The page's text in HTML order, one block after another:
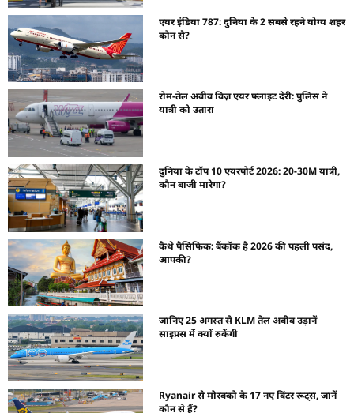
एयर इंडिया 787: दुनिया के 2 सबसे रहने योग्य शहर
कौन से?
रोम-तेल अवीव विज़ एयर फ्लाइट देरी: पुलिस ने
यात्री को उतारा
दुनिया के टॉप 10 एयरपोर्ट 2026: 20-30M यात्री,
कौन बाजी मारेगा?
कैथे पैसिफिक: बैंकॉक है 2026 की पहली पसंद,
आपकी?
जानिए 25 अगस्त से KLM तेल अवीव उड़ानें
साइप्रस में क्यों रुकेंगी
Ryanair से मोरक्को के 17 नए विंटर रूट्स, जानें
कौन से हैं?